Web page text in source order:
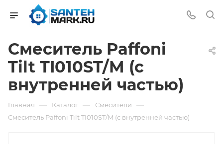
Смеситель Paffoni
Tilt TI010ST/M (с
внутренней частью)
Главная — Каталог — Смесители —
Смеситель Paffoni Tilt TI010ST/M (с внутренней частью)